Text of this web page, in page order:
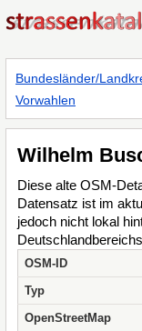
Bundesländer/
Vorwahlen
Wilhelm
Diese alte OSM-
Datensatz ist im
jedoch nicht lokal
OSM-ID
Typ
OpenStreetMap